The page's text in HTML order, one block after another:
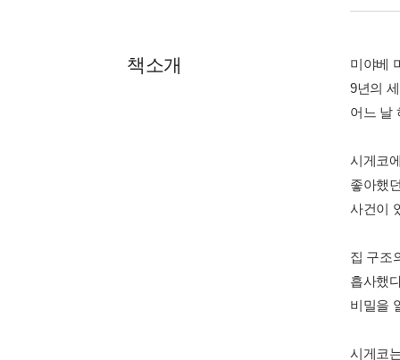
책소개
미야베
9년의
어느 날
시게코
좋아했
사건이
집 구조
흡사했
비밀을
시게코